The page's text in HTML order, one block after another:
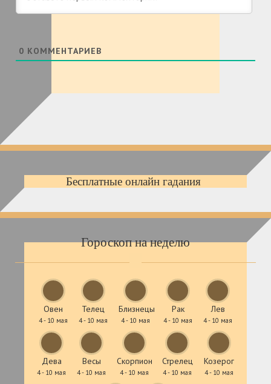
0 КОММЕНТАРИЕВ
Бесплатные онлайн гадания
Гороскоп на неделю
Овен
4 - 10 мая
Телец
4 - 10 мая
Близнецы
4 - 10 мая
Рак
4 - 10 мая
Лев
4 - 10 мая
Дева
4 - 10 мая
Весы
4 - 10 мая
Скорпион
4 - 10 мая
Стрелец
4 - 10 мая
Козерог
4 - 10 мая